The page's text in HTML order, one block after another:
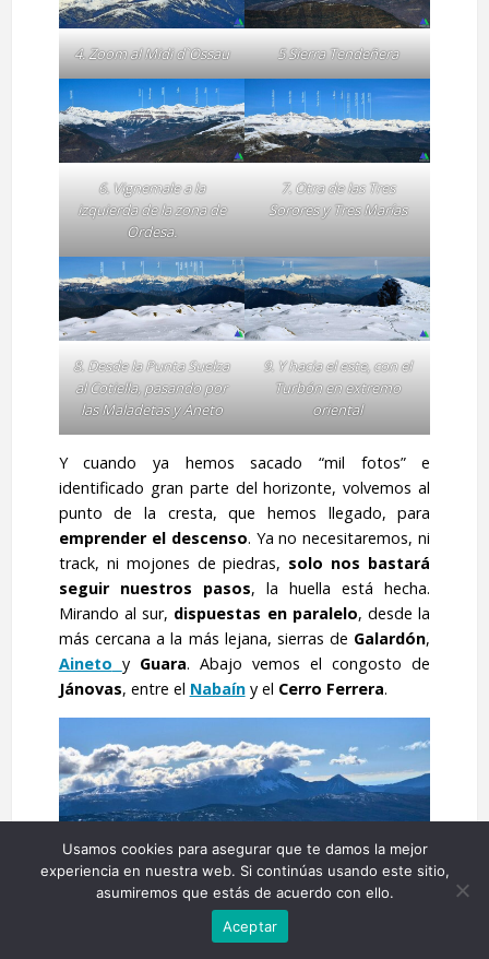
4. Zoom al Midi d`Ossau 5 Sierra Tendeñera
6. Vignemale a la
izquierda de la zona de
Ordesa.
7. Otra de las Tres
Sorores y Tres Marías
8. Desde la Punta Suelza
al Cotiella, pasando por
las Maladetas y Aneto
9. Y hacia el este, con el
Turbón en extremo
oriental
Y cuando ya hemos sacado “mil fotos” e
identificado gran parte del horizonte, volvemos al
punto de la cresta, que hemos llegado, para
emprender el descenso. Ya no necesitaremos, ni
track, ni mojones de piedras, solo nos bastará
seguir nuestros pasos, la huella está hecha.
Mirando al sur, dispuestas en paralelo, desde la
más cercana a la más lejana, sierras de Galardón,
Aineto y Guara. Abajo vemos el congosto de
Jánovas, entre el Nabaíny el Cerro Ferrera.
13:54 Al fondo, a la derecha de la imagen el Tozal de
Guara y el Fragineto, que cierra la sierra
Usamos cookies para asegurar que te damos la mejor
experiencia en nuestra web. Si continúas usando este sitio,
asumiremos que estás de acuerdo con ello.
Aceptar